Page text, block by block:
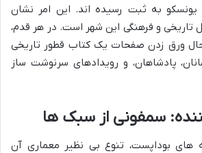
به ثبت رسیده اند. این امر نشان
و فرهنگی این شهر است. در هر قدم،
ورق زدن صفحات یک کتاب قطور تاریخی
پادشاهان، و رویدادهای سرنوشت ساز
سمفونی از سبک ها
های بوداپست، تنوع بی نظیر معماری آن